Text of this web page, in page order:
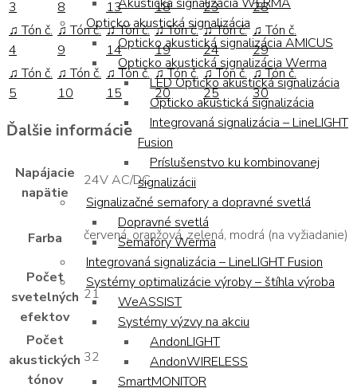
Opticko akustická signalizácia
Opticko akustická signalizácia AMICUS
Opticko akustická signalizácia Werma
LED Opticko akustická signalizácia
Opticko akustická signalizácia
Integrovaná signalizácia – LineLIGHT
Fusion
Príslušenstvo ku kombinovanej
signalizácii
Signalizačné semafory a dopravné svetlá
Dopravné svetlá
Semafory Werma
Integrovaná signalizácia – LineLIGHT Fusion
Systémy optimalizácie výroby – štíhla výroba
WeASSIST
Systémy výzvy na akciu
AndonLIGHT
AndonWIRELESS
SmartMONITOR
3
8
13
18
23
28
♫ Tón č.
4
♫ Tón č.
9
♫ Tón č.
14
♫ Tón č.
19
♫ Tón č.
24
♫ Tón č.
29
♫ Tón č.
5
♫ Tón č.
10
♫ Tón č.
15
♫ Tón č.
20
♫ Tón č.
25
♫ Tón č.
30
Ďalšie informácie
Napájacie
napätie
24V AC/DC
Farba červená, oranžová, zelená, modrá (na vyžiadanie)
Počet
svetelných
efektov
21
Počet
akustických
tónov
32